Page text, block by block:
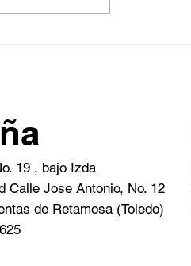
19 , bajo Izda
Calle Jose Antonio, No. 12
de Retamosa (Toledo)